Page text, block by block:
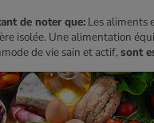
de noter que: Les aliments
isolée. Une alimentation
de vie sain et​ ​actif, sont